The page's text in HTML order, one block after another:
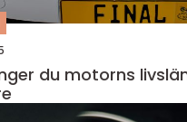
du motorns